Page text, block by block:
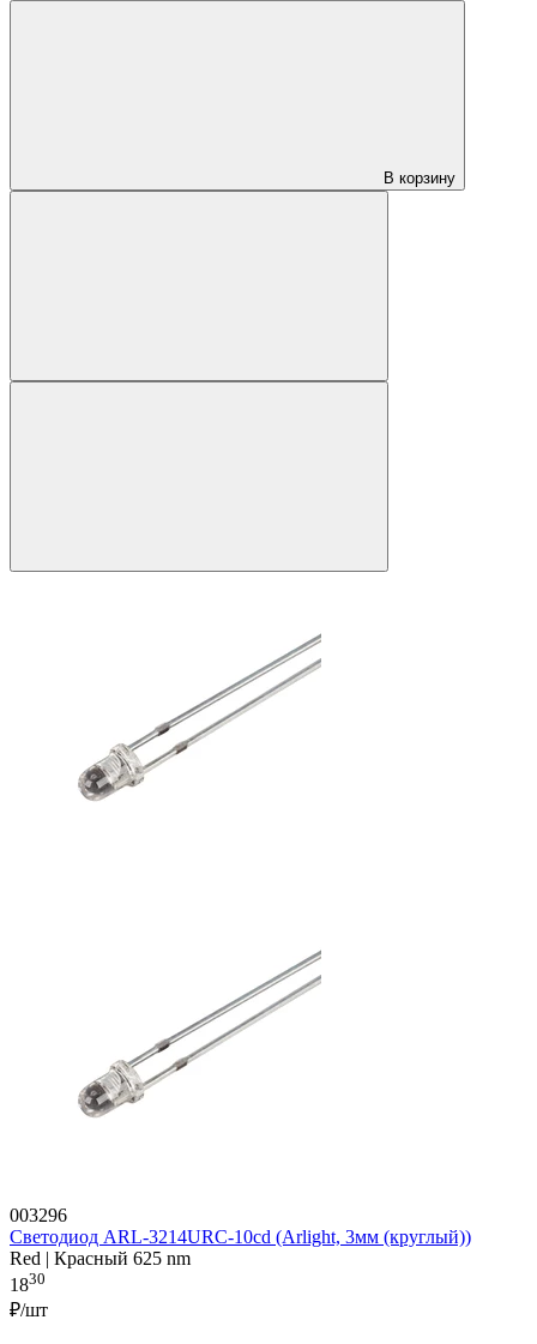
В корзину
003296
Светодиод ARL-3214URC-10cd (Arlight, 3мм (круглый))
Red | Красный 625 nm
1830
₽/шт